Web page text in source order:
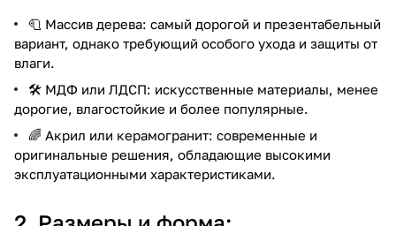
🧻 Массив дерева: самый дорогой и презентабельный
вариант, однако требующий особого ухода и защиты от
влаги.
🛠️ МДФ или ЛДСП: искусственные материалы, менее
дорогие, влагостойкие и более популярные.
🌈 Акрил или керамогранит: современные и
оригинальные решения, обладающие высокими
эксплуатационными характеристиками.